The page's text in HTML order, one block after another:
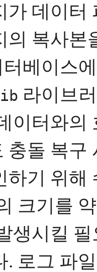
가 데이터
의 복사본
베이스
라이브
이터와의
충돌 복구
하기 위해
크기를
생시킬
. 로그 파